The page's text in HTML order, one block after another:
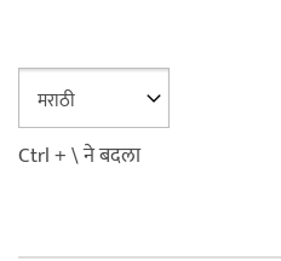
Ctrl + \ ने बदला